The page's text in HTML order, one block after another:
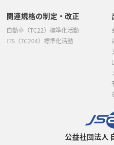
公益社団法人
関連規格の制定・改正
自動車（TC22）標準化活動
ITS（TC204）標準化活動